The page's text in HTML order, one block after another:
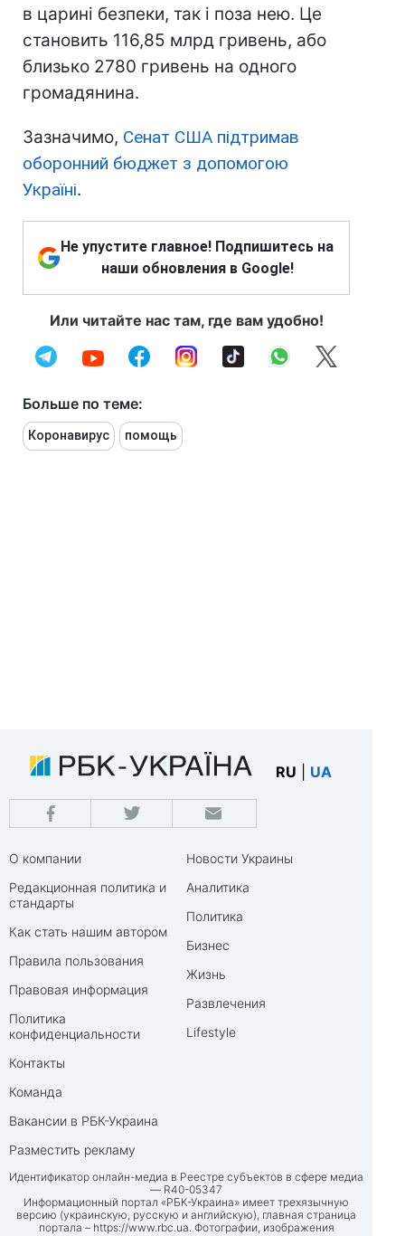
в царині безпеки, так і поза нею. Це
становить 116,85 млрд гривень, або
близько 2780 гривень на одного
громадянина.
Зазначимо, Сенат США підтримав
оборонний бюджет з допомогою
Україні.
Не упустите главное! Подпишитесь на
наши обновления в Google!
Или читайте нас там, где вам удобно!
Больше по теме:
Коронавирус помощь
RU UA
О компании
Редакционная политика и
стандарты
Как стать нашим автором
Правила пользования
Правовая информация
Политика
конфиденциальности
Контакты
Команда
Вакансии в РБК-Украина
Разместить рекламу
Новости Украины
Аналитика
Политика
Бизнес
Жизнь
Развлечения
Lifestyle
Идентификатор онлайн-медиа в Реестре субъектов в сфере медиа
— R40-05347
Информационный портал «РБК-Украина» имеет трехязычную
версию (украинскую, русскую и английскую), главная страница
портала – https://www.rbc.ua. Фотографии, изображения